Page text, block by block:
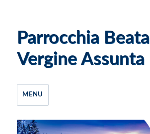
Parrocchia Beata
Vergine Assunta
MENU